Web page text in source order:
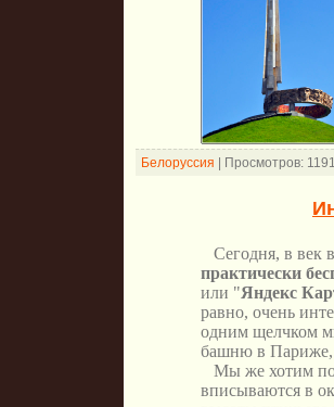
Белоруссия Просмотров:
Сегодня, в век
практически
или "Яндекс
равно, очень
одним щелчком
башню в Париже,
Мы же хотим
вписываются в